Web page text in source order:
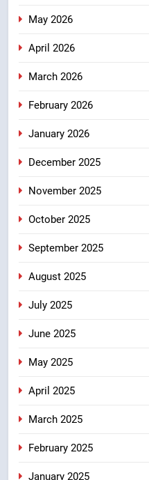
8
May 2026
April 2026
March 2026
February 2026
January 2026
December 2025
November 2025
October 2025
September 2025
August 2025
July 2025
June 2025
May 2025
April 2025
March 2025
February 2025
January 2025